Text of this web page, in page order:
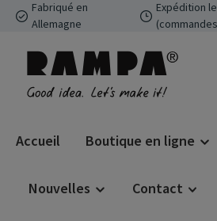
au contenu principal
Passer à la recherche
Passer à la navigation principale
Fabriqué en
Allemagne
Expédition
Accueil Boutique en ligne
Nouvelles Contact